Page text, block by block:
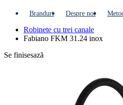
Branduri Despre noi
Robinete cu trei canale
Fabiano FKM 31.24 inox
Se finisesază